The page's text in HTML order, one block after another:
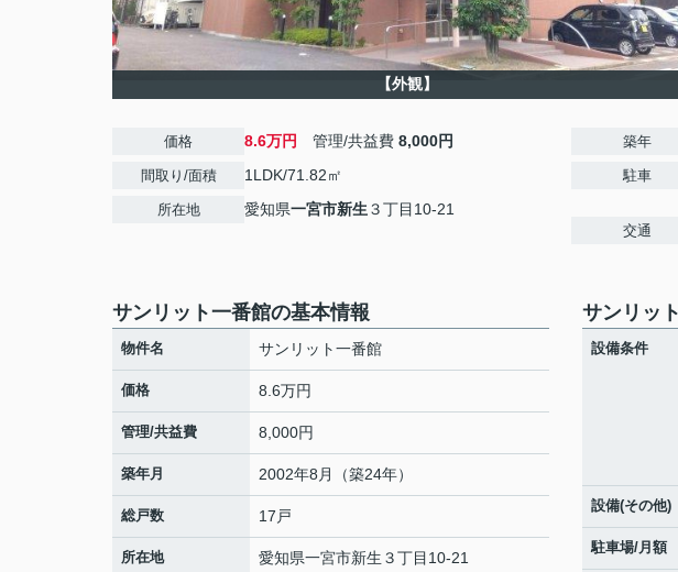
【外観】
価格 8.6万円 管理/共益費 8,000円
間取り/面積 1LDK/71.82㎡
所在地 愛知県一宮市新生 ３丁目10-21
築年
駐車
交通
サンリット一番館の基本情報
物件名 サンリット一番館
価格 8.6万円
管理/共益費 8,000円
築年月 2002年8月（築24年）
総戸数 17戸
所在地 愛知県一宮市新生 ３丁目10-21
サンリッ
設備条件
設備(その他)
駐車場/月額